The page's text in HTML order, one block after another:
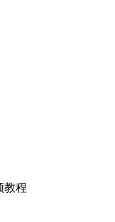
教程